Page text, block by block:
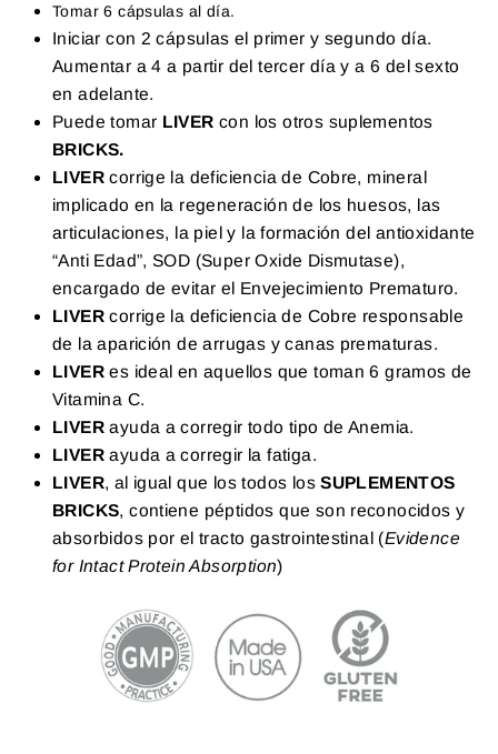
Tomar 6 cápsulas al día.
Iniciar con 2 cápsulas el primer y segundo día.
Aumentar a 4 a partir del tercer día y a 6 del sexto
en adelante.
Puede tomar LIVERcon los otros suplementos
BRICKS.
LIVERcorrige la deficiencia de Cobre, mineral
implicado en la regeneración de los huesos, las
articulaciones, la piel y la formación del antioxidante
“Anti Edad”, SOD (Super Oxide Dismutase),
encargado de evitar el Envejecimiento Prematuro.
LIVERcorrige la deficiencia de Cobre responsable
de la aparición de arrugas y canas prematuras.
LIVERes ideal en aquellos que toman 6 gramos de
Vitamina C.
LIVERayuda a corregir todo tipo de Anemia.
LIVERayuda a corregir la fatiga.
LIVER, al igual que los todos losSUPLEMENTOS
BRICKS, contiene péptidos que son reconocidos y
absorbidos por el tracto gastrointestinal (Evidence
for Intact Protein Absorption)